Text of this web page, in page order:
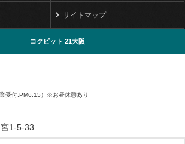
サイトマップ
コクピット 21大阪
受付:PM6:15）※お昼休憩あり
1-5-33